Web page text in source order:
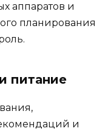
аппаратов и
планирования
питание
и